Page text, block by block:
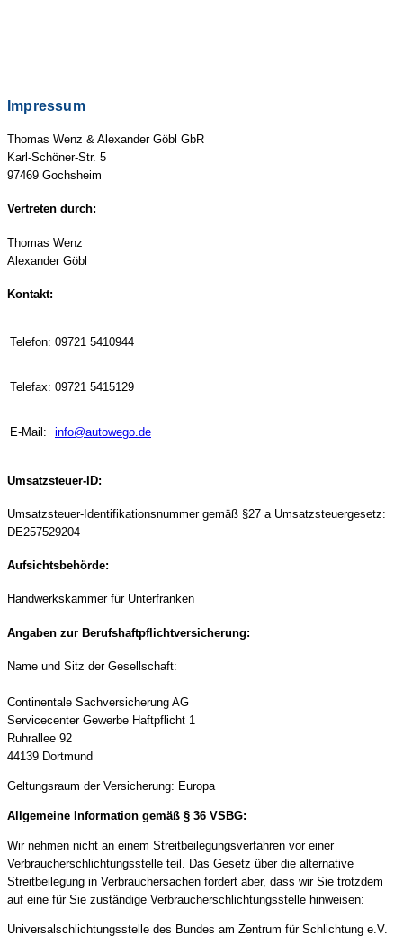
Impressum
Thomas Wenz & Alexander Göbl GbR
Karl-Schöner-Str. 5
97469 Gochsheim
Vertreten durch:
Thomas Wenz
Alexander Göbl
Kontakt:
Telefon: 09721 5410944
Telefax: 09721 5415129
E-Mail: info@autowego.de
Umsatzsteuer-ID:
Umsatzsteuer-Identifikationsnummer gemäß §27 a Umsatzsteuergesetz:
DE257529204
Aufsichtsbehörde:
Handwerkskammer für Unterfranken
Angaben zur Berufshaftpflichtversicherung:
Name und Sitz der Gesellschaft:
Continentale Sachversicherung AG
Servicecenter Gewerbe Haftpflicht 1
Ruhrallee 92
44139 Dortmund
Geltungsraum der Versicherung: Europa
Allgemeine Information gemäß § 36 VSBG:
Wir nehmen nicht an einem Streitbeilegungsverfahren vor einer
Verbraucherschlichtungsstelle teil. Das Gesetz über die alternative
Streitbeilegung in Verbrauchersachen fordert aber, dass wir Sie trotzdem
auf eine für Sie zuständige Verbraucherschlichtungsstelle hinweisen:
Universalschlichtungsstelle des Bundes am Zentrum für Schlichtung e.V.